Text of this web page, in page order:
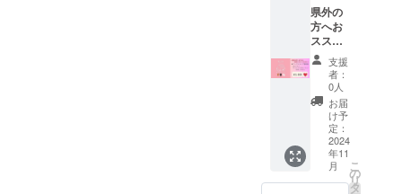
マト収
穫体
験ーー
日時：
2025年
2月8日
㈯
10:00
集合・
作業説
明
10:15
力頂け
ますよ
うお願
いいた
しま
す。
ーー貝
殻アー
トづく
りーー
・日
時：
2024年
・日
時：
2024年
11月中
旬 ・場
所：ア
イのハ
コ（沖
縄県南
城市玉
城字船
越592-
11） ・
県外の
方へお
スス
メ！沖
縄のソ
ウル
フード
を作ろ
【ワー
ショッ
プ参加
支援
者：
0人
お届
け予
定：
2024
年11
月
こ
の
リ
タ